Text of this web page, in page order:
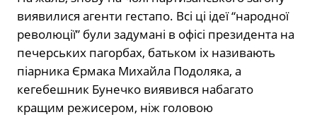
виявилися агенти гестапо. Всі ці ідеї “народної
революції” були задумані в офісі президента на
печерських пагорбах, батьком іх називають
піарника Єрмака Михайла Подоляка, а
кегебешник Бунечко виявився набагато
кращим режисером, ніж головою